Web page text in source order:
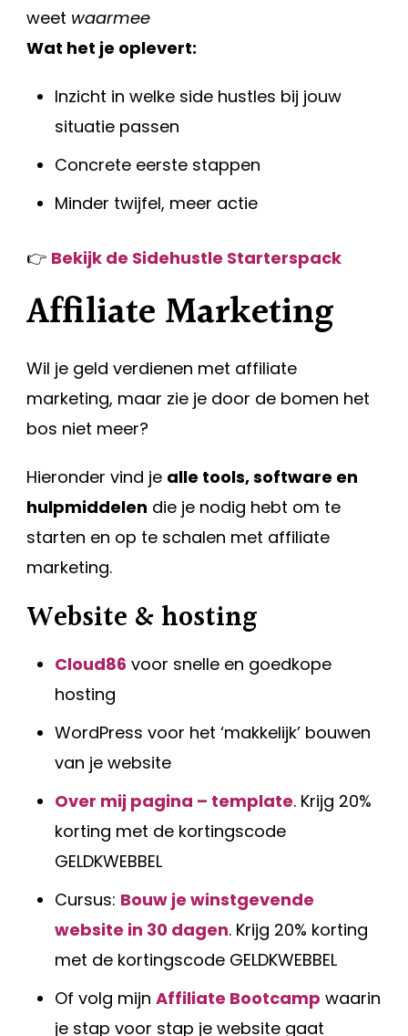
weet waarmee
Wat het je oplevert:
Inzicht in welke side hustles bij jouw
situatie passen
Concrete eerste stappen
Minder twijfel, meer actie
👉 Bekijk de Sidehustle Starterspack
Affiliate Marketing
Wil je geld verdienen met affiliate
marketing, maar zie je door de bomen het
bos niet meer?
Hieronder vind je alle tools, software en
hulpmiddelen die je nodig hebt om te
starten en op te schalen met affiliate
marketing.
Website & hosting
Cloud86 voor snelle en goedkope
hosting
WordPress voor het ‘makkelijk’ bouwen
van je website
Over mij pagina – template. Krijg 20%
korting met de kortingscode
GELDKWEBBEL
Cursus: Bouw je winstgevende
website in 30 dagen. Krijg 20% korting
met de kortingscode GELDKWEBBEL
Of volg mijn Affiliate Bootcamp waarin
je stap voor stap je website gaat